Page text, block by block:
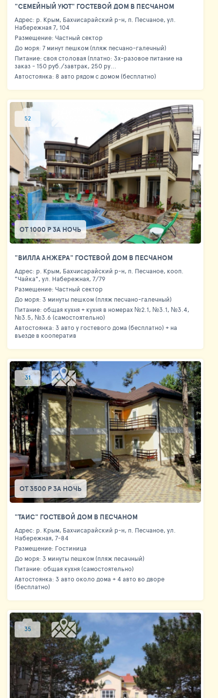
"СЕМЕЙНЫЙ УЮТ" ГОСТЕВОЙ ДОМ В ПЕСЧАНОМ
Адрес: р. Крым, Бахчисарайский р-н, п. Песчаное, ул.
Набережная 7, 104
Размещение: Частный сектор
До моря: 7 минут пешком (пляж песчано-галечный)
Питание: своя столовая (платно: 3х-разовое питание на
заказ - 150 руб./завтрак, 250 ру...
Автостоянка: 8 авто рядом с домом (бесплатно)
52
ОТ 1000 Р ЗА НОЧЬ
"ВИЛЛА АНЖЕРА" ГОСТЕВОЙ ДОМ В ПЕСЧАНОМ
Адрес: р. Крым, Бахчисарайский р-н, п. Песчаное, кооп.
"Чайка", ул. Набережная, 7/79
Размещение: Частный сектор
До моря: 3 минуты пешком (пляж песчано-галечный)
Питание: общая кухня + кухня в номерах №2.1, №3.1, №3.4,
№3.5, №3.6 (самостоятельно)
Автостоянка: 3 авто у гостевого дома (бесплатно) + на
въезде в кооператив
31
ОТ 3500 Р ЗА НОЧЬ
"ТАИС" ГОСТЕВОЙ ДОМ В ПЕСЧАНОМ
Адрес: р. Крым, Бахчисарайский р-н, п. Песчаное, ул.
Набережная, 7-84
Размещение: Гостиница
До моря: 3 минуты пешком (пляж песачный)
Питание: общая кухня (самостоятельно)
Автостоянка: 3 авто около дома + 4 авто во дворе
(бесплатно)
35